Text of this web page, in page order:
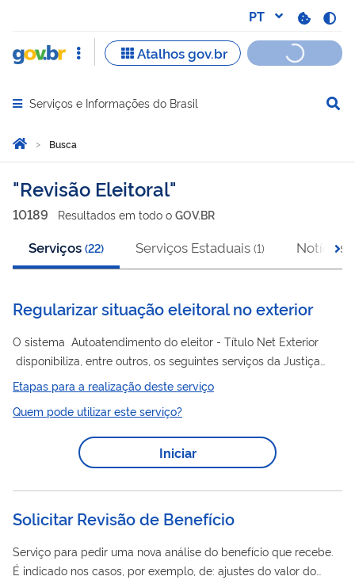
Abrir menu principal de navegação
Serviços e Informações do Brasil
Você está aqui:
Página Inicial
Busca
Busca
Revisão Eleitoral
10189 Resultados em todo o GOV.BR
Serviços (22) Serviços Estaduais (1) Notícias
Regularizar situação eleitoral no exterior
O sistema Autoatendimento do eleitor - Título Net Exterior
disponibiliza, entre outros, os seguintes serviços da Justiça
Eleitorala cidadãs e cidadãos residentes no exterior: tirar o
nome social; atualizar o endereço; trocar o local de
votação; regularizar títuloeleitoralcancelado
); transferir o município de domicílioeleitoral
Etapas para a realização deste serviço
Quem pode utilizar este serviço?
Iniciar
Solicitar Revisão de Benefício
Serviço para pedir uma nova análise do benefício que recebe.
É indicado nos casos, por exemplo, de: ajustes do valor do